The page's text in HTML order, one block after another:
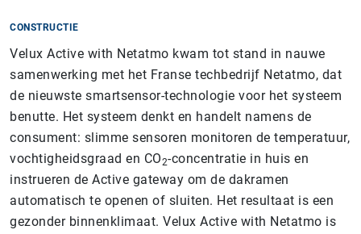
CONSTRUCTIE
Velux Active with Netatmo kwam tot stand in nauwe
samenwerking met het Franse techbedrijf Netatmo, dat
de nieuwste smartsensor-technologie voor het systeem
benutte. Het systeem denkt en handelt namens de
consument: slimme sensoren monitoren de temperatuur,
vochtigheidsgraad en CO2-concentratie in huis en
instrueren de Active gateway om de dakramen
automatisch te openen of sluiten. Het resultaat is een
gezonder binnenklimaat. Velux Active with Netatmo is